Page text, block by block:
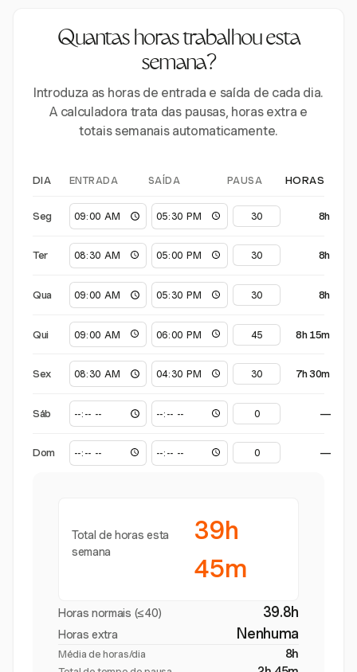
Quantas horas trabalhou esta
semana?
Introduza as horas de entrada e saída de cada dia.
A calculadora trata das pausas, horas extra e
totais semanais automaticamente.
DIA ENTRADA SAÍDA PAUSA HORAS
Seg 8h
Ter 8h
Qua 8h
Qui 8h 15m
Sex 7h 30m
Sáb —
Dom —
Total de horas esta
semana
39h
45m
Horas normais (≤40) 39.8h
Horas extra Nenhuma
Média de horas/dia 8h